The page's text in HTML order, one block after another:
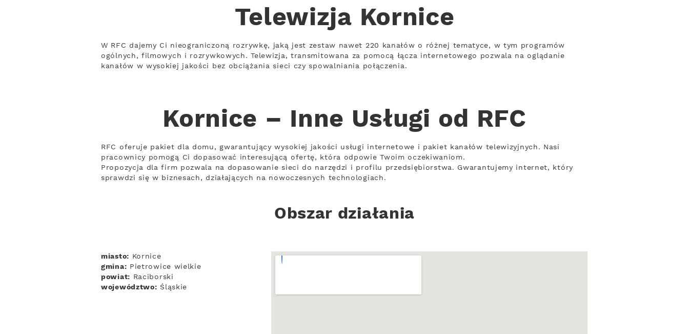
Telewizja Kornice
W RFC dajemy Ci nieograniczoną rozrywkę, jaką jest zestaw nawet 220 kanałów o różnej tematyce, w tym programów
ogólnych, filmowych i rozrywkowych. Telewizja, transmitowana za pomocą łącza internetowego pozwala na oglądanie
kanałów w wysokiej jakości bez obciążania sieci czy spowalniania połączenia.
Kornice – Inne Usługi od RFC
RFC oferuje pakiet dla domu, gwarantujący wysokiej jakości usługi internetowe i pakiet kanałów telewizyjnych. Nasi
pracownicy pomogą Ci dopasować interesującą ofertę, która odpowie Twoim oczekiwaniom.
Propozycja dla firm pozwala na dopasowanie sieci do narzędzi i profilu przedsiębiorstwa. Gwarantujemy internet, który
sprawdzi się w biznesach, działających na nowoczesnych technologiach.
Obszar działania
miasto: Kornice
gmina: Pietrowice wielkie
powiat: Raciborski
województwo: Śląskie